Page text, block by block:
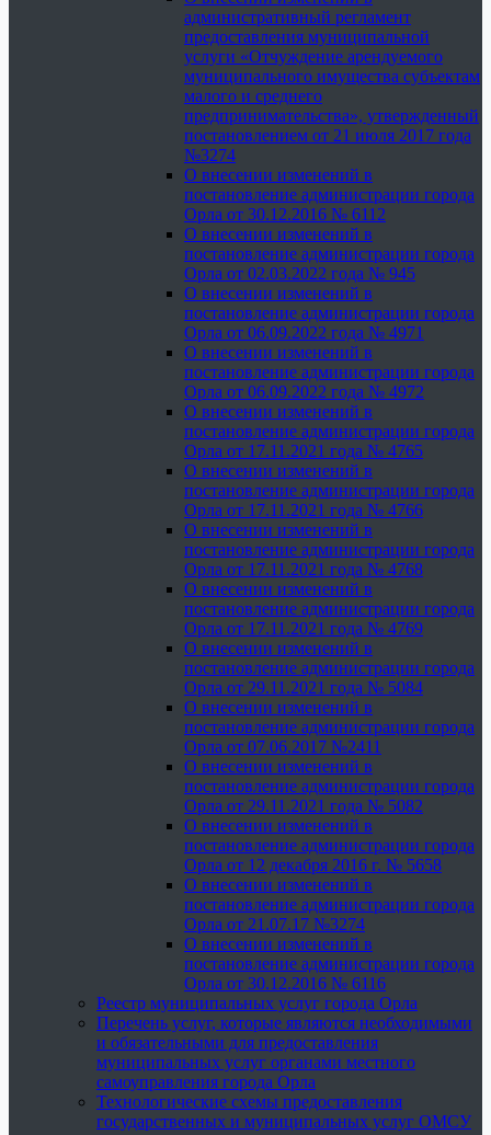
административный регламент
предоставления муниципальной
услуги «Отчуждение арендуемого
муниципального имущества субъектам
малого и среднего
предпринимательства», утвержденный
постановлением от 21 июля 2017 года
№3274
О внесении изменений в
постановление администрации города
Орла от 30.12.2016 № 6112
О внесении изменений в
постановление администрации города
Орла от 02.03.2022 года № 945
О внесении изменений в
постановление администрации города
Орла от 06.09.2022 года № 4971
О внесении изменений в
постановление администрации города
Орла от 06.09.2022 года № 4972
О внесении изменений в
постановление администрации города
Орла от 17.11.2021 года № 4765
О внесении изменений в
постановление администрации города
Орла от 17.11.2021 года № 4766
О внесении изменений в
постановление администрации города
Орла от 17.11.2021 года № 4768
О внесении изменений в
постановление администрации города
Орла от 17.11.2021 года № 4769
О внесении изменений в
постановление администрации города
Орла от 29.11.2021 года № 5084
О внесении изменений в
постановление администрации города
Орла от 07.06.2017 №2411
О внесении изменений в
постановление администрации города
Орла от 29.11.2021 года № 5082
О внесении изменений в
постановление администрации города
Орла от 12 декабря 2016 г. № 5658
О внесении изменений в
постановление администрации города
Орла от 21.07.17 №3274
О внесении изменений в
постановление администрации города
Орла от 30.12.2016 № 6116
Реестр муниципальных услуг города Орла
Перечень услуг, которые являются необходимыми
и обязательными для предоставления
муниципальных услуг органами местного
самоуправления города Орла
Технологические схемы предоставления
государственных и муниципальных услуг ОМСУ